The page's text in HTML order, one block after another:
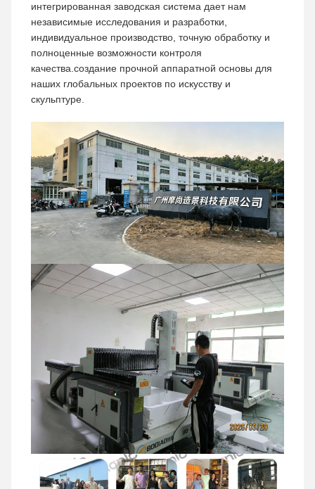
интегрированная заводская система дает нам
независимые исследования и разработки,
индивидуальное производство, точную обработку и
полноценные возможности контроля
качества.создание прочной аппаратной основы для
наших глобальных проектов по искусству и
скульптуре.